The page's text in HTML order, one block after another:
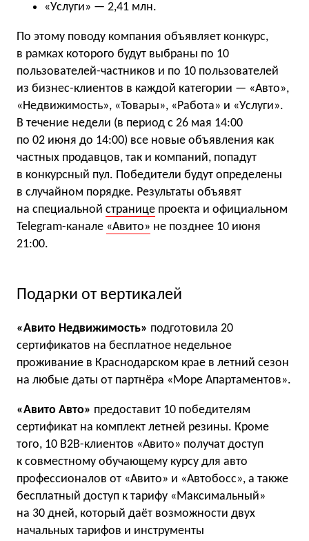
«Услуги» — 2,41 млн.
По этому поводу компания объявляет конкурс,
в рамках которого будут выбраны по 10
пользователей-частников и по 10 пользователей
из бизнес-клиентов в каждой категории — «Авто»,
«Недвижимость», «Товары», «Работа» и «Услуги».
В течение недели (в период с 26 мая 14:00
по 02 июня до 14:00) все новые объявления как
частных продавцов, так и компаний, попадут
в конкурсный пул. Победители будут определены
в случайном порядке. Результаты объявят
на специальной странице проекта и официальном
Telegram-канале «Авито» не позднее 10 июня
21:00.
Подарки от вертикалей
«Авито Недвижимость» подготовила 20
сертификатов на бесплатное недельное
проживание в Краснодарском крае в летний сезон
на любые даты от партнёра «Море Апартаментов».
«Авито Авто» предоставит 10 победителям
сертификат на комплект летней резины. Кроме
того, 10 B2B-клиентов «Авито» получат доступ
к совместному обучающему курсу для авто
профессионалов от «Авито» и «Автобосс», а также
бесплатный доступ к тарифу «Максимальный»
на 30 дней, который даёт возможности двух
начальных тарифов и инструменты